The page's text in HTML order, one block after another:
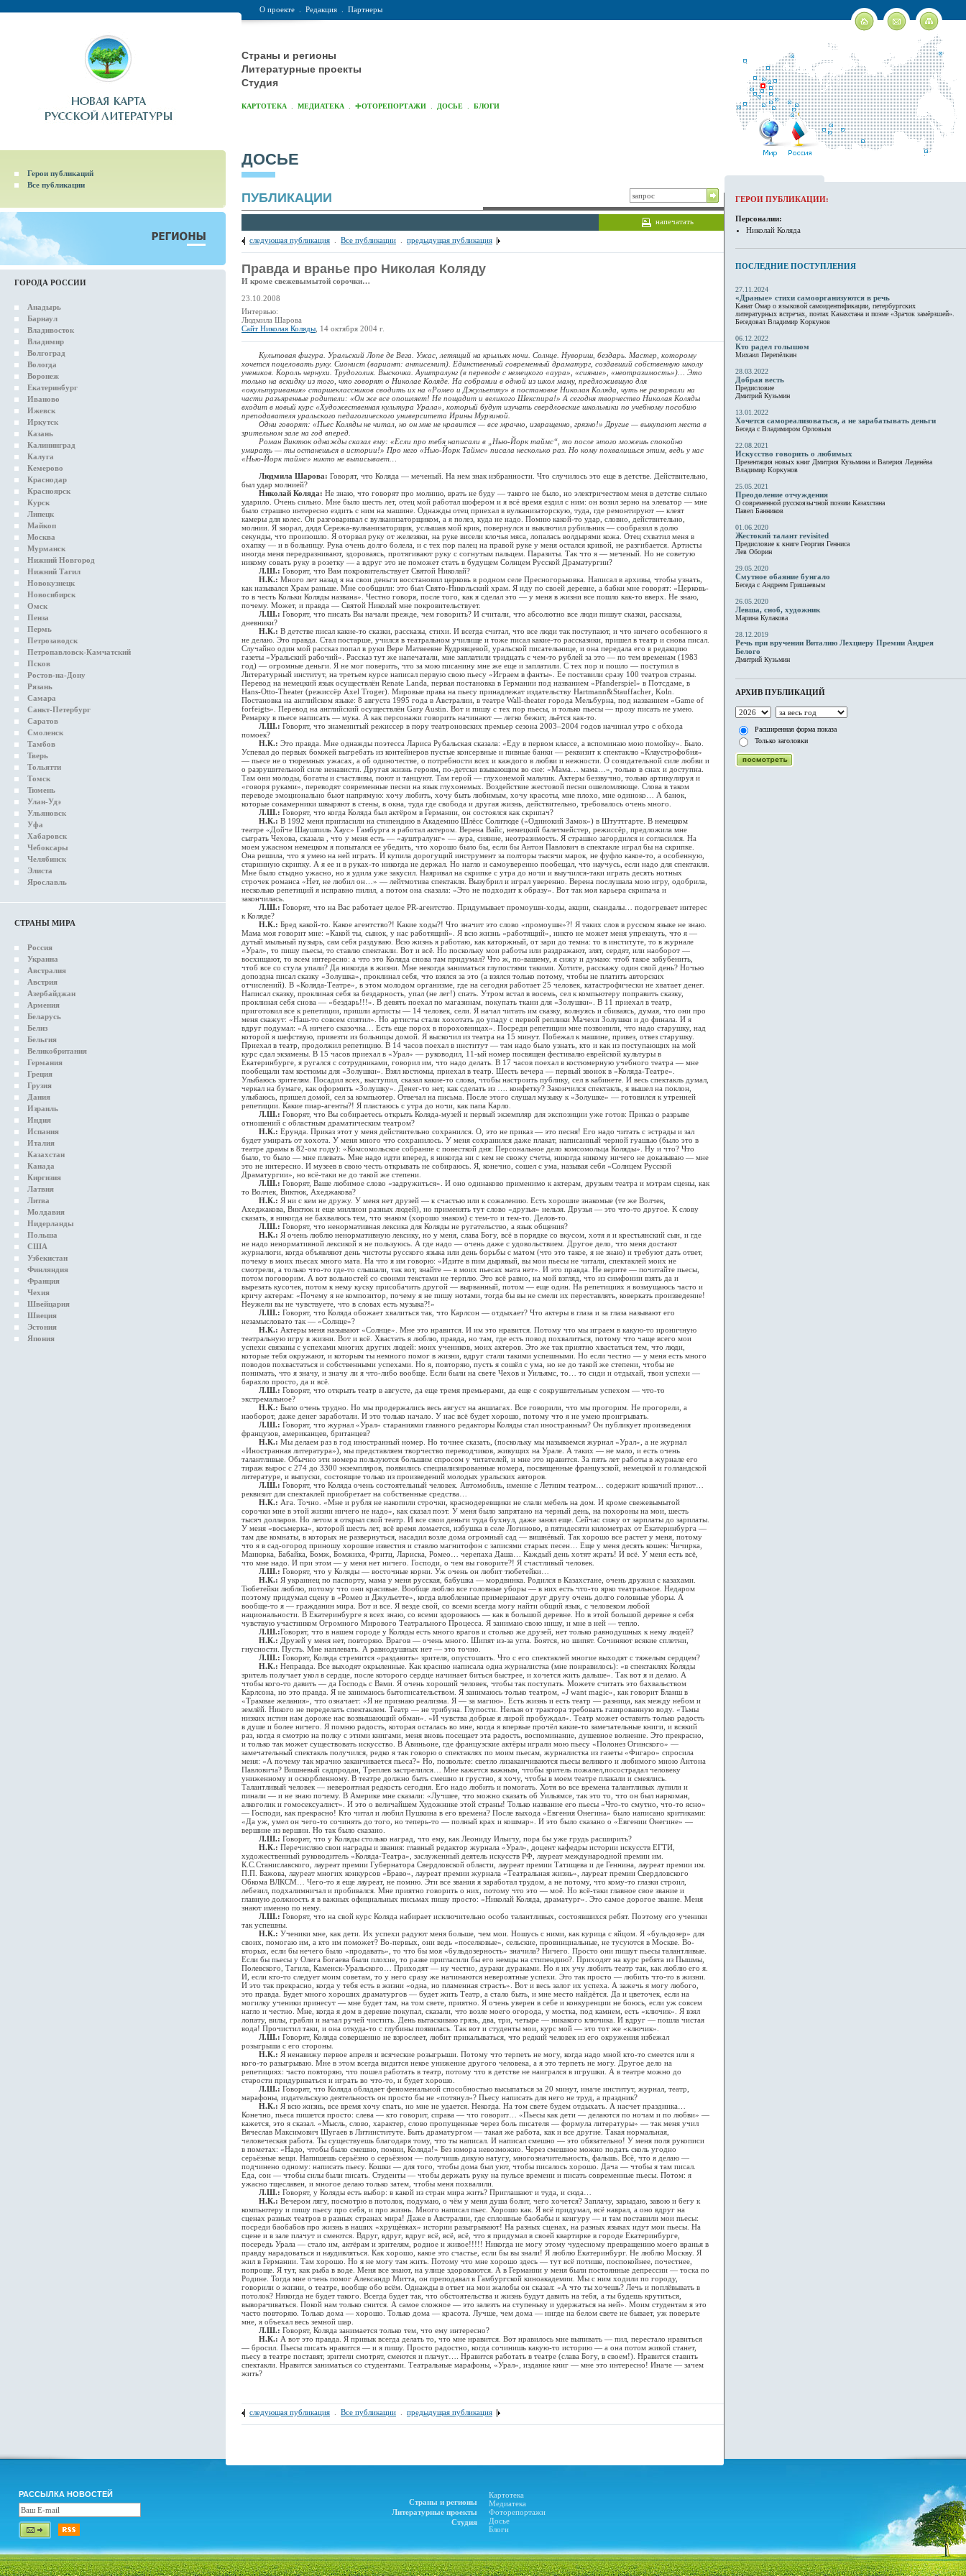
О проекте Редакция Партнеры
Страны и регионы
Литературные проекты
Студия
КАРТОТЕКА МЕДИАТЕКА ФОТОРЕПОРТАЖИ ДОСЬЕ БЛОГИ
Герои публикаций
Все публикации
ГОРОДА РОССИИ
Анадырь
Барнаул
Владивосток
Владимир
Волгоград
Вологда
Воронеж
Екатеринбург
Иваново
Ижевск
Иркутск
Казань
Калининград
Калуга
Кемерово
Краснодар
Красноярск
Курск
Липецк
Майкоп
Москва
Мурманск
Нижний Новгород
Нижний Тагил
Новокузнецк
Новосибирск
Омск
Пенза
Пермь
Петрозаводск
Петропавловск-Камчатский
Псков
Ростов-на-Дону
Рязань
Самара
Санкт-Петербург
Саратов
Смоленск
Тамбов
Тверь
Тольятти
Томск
Тюмень
Улан-Удэ
Ульяновск
Уфа
Хабаровск
Чебоксары
Челябинск
Элиста
Ярославль
СТРАНЫ МИРА
Россия
Украина
Австралия
Австрия
Азербайджан
Армения
Беларусь
Белиз
Бельгия
Великобритания
Германия
Греция
Грузия
Дания
Израиль
Индия
Испания
Италия
Казахстан
Канада
Киргизия
Латвия
Литва
Молдавия
Нидерланды
Польша
США
Узбекистан
Финляндия
Франция
Чехия
Швейцария
Швеция
Эстония
Япония
ДОСЬЕ
ПУБЛИКАЦИИ
напечатать
следующая публикация Все публикации предыдущая публикация
Правда и вранье про Николая Коляду
И кроме свежевымытой сорочки…
23.10.2008
Интервью:
Людмила Шарова
Сайт Николая Коляды , 14 октября 2004 г.
Культовая фигура. Уральский Лопе де Вега. Ужас, летящий на крыльях ночи. Солнце. Нувориш, бездарь. Мастер, которому
хочется поцеловать руку. Сионист (вариант: антисемит). Единственный современный драматург, создавший собственную школу
учеников. Король чернухи. Трудоголик. Выскочка. Ауштралунг (в переводе с немецкого «аура», «сияние», «неотразимость»)… Это
только на вскидку из того, что говорят о Николае Коляде. На собрании в одной из школ маму, предложившую для
«окультуривания» старшеклассников сводить их на «Ромео и Джульетту» в постановке Николая Коляда, чуть не разорвали на
части разъяренные родители: «Он же все опошляет! Не пощадит и великого Шекспира!» А сегодня творчество Николая Коляды
входит в новый курс «Художественная культура Урала», который будут изучать свердловские школьники по учебному пособию
преподавателя уральского педагогического университета Ирины Мурзиной.
Одни говорят: «Пьес Коляды не читал, но он мне не нравится — все мрачно, извращенно, грязно!» Другие — выкупают места в
зрительном зале на год вперед.
Роман Виктюк однажды сказал ему: «Если про тебя написали в „Нью-Йорк таймс“, то после этого можешь спокойно
умирать — ты останешься в истории!» Про него «Нью-Йорк Таймс» писала несколько раз. Но кому похвалишься этим, ведь у нас
«Нью-Йорк таймс» никто не выписывает…
Людмила Шарова: Говорят, что Коляда — меченый. На нем знак избранности. Что случилось это еще в детстве. Действительно,
был удар молнией?
Николай Коляда: Не знаю, что говорят про молнию, врать не буду — такого не было, но электричеством меня в детстве сильно
ударило. Очень сильно. Мне было шесть лет, отец мой работал шофером и я всё время ездил с ним: он возил зерно на элеватор — мне
было страшно интересно ездить с ним на машине. Однажды отец приехал в вулканизаторскую, туда, где ремонтируют — клеят
камеры для колес. Он разговаривал с вулканизаторщиком, а я полез, куда не надо. Помню какой-то удар, словно, действительно,
молнии. Я заорал, дядя Сережа-вулканизаторщик, услышав мой крик, повернулся и выключил рубильник — сообразил в долю
секунды, что произошло. Я оторвал руку от железяки, на руке висели клочья мяса, лопалась волдырями кожа. Отец схватил меня в
охапку — и в больницу. Рука очень долго болела, и с тех пор палец на правой руке у меня остался кривой, не разгибается. Артисты
иногда меня передразнивают, здороваясь, протягивают руку с согнутым пальцем. Паразиты. Так что я — меченый. Но не советую
никому совать руку в розетку — а вдруг это не поможет стать в будущем Солнцем Русской Драматургии?
Л.Ш.: Говорят, что Вам покровительствует Святой Николай?
Н.К.: Много лет назад я на свои деньги восстановил церковь в родном селе Пресногорьковка. Написал в архивы, чтобы узнать,
как назывался Храм раньше. Мне сообщили: это был Свято-Никольский храм. Я иду по своей деревне, а бабки мне говорят: «Церковь-
то в честь Кольки Коляды названа». Честно говоря, после того, как я сделал это — у меня в жизни все пошло как-то вверх. Не знаю,
почему. Может, и правда — Святой Николай мне покровительствует.
Л.Ш.: Говорят, что писать Вы начали прежде, чем говорить? И считали, что абсолютно все люди пишут сказки, рассказы,
дневники?
Н.К.: В детстве писал какие-то сказки, рассказы, стихи. И всегда считал, что все люди так поступают, и что ничего особенного я
не делаю. Это правда. Стал постарше, учился в театральном училище и тоже писал какие-то рассказики, пришел в театр и снова писал.
Случайно один мой рассказ попал в руки Вере Матвеевне Кудрявцевой, уральской писательнице, и она передала его в редакцию
газеты «Уральский рабочий». Рассказ тут же напечатали, мне заплатили тридцать с чем-то рублей за это — по тем временам (1983
год) — огромные деньги. Я не мог поверить, что за мою писанину мне же еще и заплатили. С тех пор и пошло — поступил в
Литературный институт, на третьем курсе написал первую свою пьесу «Играем в фанты». Ее поставили сразу 100 театров страны.
Перевод на немецкий язык осуществлён Renate Landa, первая постановка в Германии под названием «Pfanderspiel» в Потсдаме, в
Hans-Otto-Theater (режиссёр Axel Troger). Мировые права на пьесу принадлежат издательству Hartmann&Stauffacher, Koln.
Постановка на английском языке: 8 августа 1995 года в Австралии, в театре Wall-theater города Мельбурна, под названием «Game of
forfeigts». Перевод на английский осуществлён Gary Austin. Вот и пишу с тех пор пьесы, и только пьесы — прозу писать не умею.
Ремарку в пьесе написать — мука. А как персонажи говорить начинают — легко бежит, льётся как-то.
Л.Ш.: Говорят, что знаменитый режиссер в пору театроновских премьер сезона 2003–2004 годов начинал утро с обхода
помоек?
Н.К.: Это правда. Мне однажды поэтесса Лариса Рубальская сказала: «Еду в первом классе, а вспоминаю мою помойку». Было.
Успевал до первых бомжей выгребать из контейнеров пустые консервные и пивные банки — реквизит к спектаклю «Клаустрофобия»
— пьесе не о тюремных ужасах, а об одиночестве, о потребности всех и каждого в любви и нежности. О созидательной силе любви и
о разрушительной силе ненависти. Другая жизнь героям, по-детски взывающим во сне: «Мама… мама…», только в снах и доступна.
Там они молоды, богаты и счастливы, поют и танцуют. Там герой — глухонемой мальчик. Актеры беззвучно, только артикулируя и
«говоря руками», переводят современные песни на язык глухонемых. Воздействие жестовой песни ошеломляюще. Слова в таком
переводе эмоционально бьют напрямую: хочу любить, хочу быть любимым, хочу красоты, мне плохо, мне одиноко… А банок,
которые сокамерники швыряют в стены, в окна, туда где свобода и другая жизнь, действительно, требовалось очень много.
Л.Ш.: Говорят, что когда Коляда был актёром в Германии, он состоялся как скрипач?
Н.К.: В 1992 меня пригласили на стипендию в Академию Шлёсс Солитюде («Одинокий Замок») в Штуттгарте. В немецком
театре «Дойче Шаушпиль Хаус» Гамбурга я работал актером. Верена Вайс, немецкий балетмейстер, режиссёр, предложила мне
сыграть Чехова, сказала , что у меня есть — «ауштралунг» — аура, сияние, неотразимость. Я страшно загордился и согласился. На
моем ужасном немецком я попытался ее убедить, что хорошо было бы, если бы Антон Павлович в спектакле играл бы на скрипке.
Она решила, что я умею на ней играть. И купила дорогущий инструмент за полторы тысячи марок, не фуфло какое-то, а особенную,
старинную скрипку. А я ее и в руках-то никогда не держал. Но нагло и самоуверенно пообещал, что научусь, если надо для спектакля.
Мне было стыдно ужасно, но я удила уже закусил. Наяривал на скрипке с утра до ночи и выучился-таки играть десять нотных
строчек романса «Нет, не любил он…» — лейтмотива спектакля. Вызубрил и играл уверенно. Верена послушала мою игру, одобрила,
несколько репетиций я исправно пилил, а потом она сказала: «Это не подходит к образу». Вот так моя карьера скрипача и
закончилась.
Л.Ш.: Говорят, что на Вас работает целое PR-агентство. Придумывает промоушн-ходы, акции, скандалы… подогревает интерес
к Коляде?
Н.К.: Бред какой-то. Какое агентство?! Какие ходы?! Что значит это слово «промоушн»?! Я таких слов в русском языке не знаю.
Мама моя говорит мне: «Какой ты, сынок, у нас работящий». Я всю жизнь «работящий», никто не может меня упрекнуть, что я —
дутый мыльный пузырь, сам себя раздуваю. Всю жизнь я работаю, как каторжный, от зари до темна: то в институте, то в журнале
«Урал», то пишу пьесы, то ставлю спектакли. Вот и всё. Но поскольку мои работы или раздражают, злят, сердят, или наоборот —
восхищают, то всем интересно: а что это Коляда снова там придумал? Что ж, по-вашему, я сижу и думаю: чтоб такое забубенить,
чтоб все со стула упали? Да никогда в жизни. Мне некогда заниматься глупостями такими. Хотите, расскажу один свой день? Ночью
допоздна писал сказку «Золушка», проклинал себя, что взялся за это (а взялся только потому, чтобы не платить авторских
отчислений). В «Коляда-Театре», в этом молодом организме, где на сегодня работает 25 человек, катастрофически не хватает денег.
Написал сказку, проклиная себя за бездарность, упал (не лег!) спать. Утром встал в восемь, сел к компьютеру поправить сказку,
проклиная себя снова — «бездарь!!!». В девять поехал по магазинам, покупать ткани для «Золушки». В 11 приехал в театр,
приготовил все к репетиции, пришли артисты — 14 человек, сели. Я начал читать им сказку, волнуясь и сбиваясь, думая, что они про
меня скажут: «Наш-то совсем спятил». Но артисты стали хохотать до упаду с первой реплики Мачехи Золушки и до финала. И я
вдруг подумал: «А ничего сказочка… Есть еще порох в пороховницах». Посреди репетиции мне позвонили, что надо старушку, над
которой я шефствую, привезти из больницы домой. Я выскочил из театра на 15 минут. Побежал к машине, привез, отвез старушку.
Приехал в театр, продолжил репетицию. В 14 часов поехал в институт — там надо было узнать, кто и как из поступающих на мой
курс сдал экзамены. В 15 часов приехал в «Урал» — руководил, 11-ый номер посвящен фестивалю еврейской культуры в
Екатеринбурге, я ругался с сотрудниками, говорил им, что надо делать. В 17 часов поехал в костюмерную учебного театра — мне
пообещали там костюмы для «Золушки». Взял костюмы, приехал в театр. Шесть вечера — первый звонок в «Коляда-Театре».
Улыбаюсь зрителям. Посадил всех, выступил, сказал какие-то слова, чтобы настроить публику, сел в кабинете. И весь спектакль думал,
черкал на бумаге, как оформить «Золушку». Денег-то нет, как сделать из …. конфетку? Закончился спектакль, я вышел на поклон,
улыбаюсь, пришел домой, сел за компьютер. Отвечал на письма. После этого слушал музыку к «Золушке» — готовился к утренней
репетиции. Какие пиар-агенты?! Я пластаюсь с утра до ночи, как папа Карло.
Л.Ш.: Говорят, что Вы собираетесь открыть Коляда-музей и первый экземпляр для экспозиции уже готов: Приказ о разрыве
отношений с областным драматическим театром?
Н.К.: Ерунда. Приказ этот у меня действительно сохранился. О, это не приказ — это песня! Его надо читать с эстрады и зал
будет умирать от хохота. У меня много что сохранилось. У меня сохранился даже плакат, написанный черной гуашью (было это в
театре драмы в 82-ом году): «Комсомольское собрание с повесткой дня: Персональное дело комсомольца Коляды». Ну и что? Что
было, то было — мне плевать. Мне надо идти вперед, я никогда ни с кем не свожу счеты, никогда никому ничего не доказываю — мне
это не интересно. И музеев в свою честь открывать не собираюсь. Я, конечно, сошел с ума, называя себя «Солнцем Русской
Драматургии», но всё-таки не до такой же степени.
Л.Ш.: Говорят, Ваше любимое слово «задружиться». И оно одинаково применимо к актерам, друзьям театра и мэтрам сцены, как
то Волчек, Виктюк, Ахеджакова?
Н.К.: Я ни с кем не дружу. У меня нет друзей — к счастью или к сожалению. Есть хорошие знакомые (те же Волчек,
Ахеджакова, Виктюк и еще миллион разных людей), но применять тут слово «друзья» нельзя. Друзья — это что-то другое. К слову
сказать, я никогда не бахвалюсь тем, что знаком (хорошо знаком) с тем-то и тем-то. Делов-то.
Л.Ш.: Говорят, что ненормативная лексика для Коляды не ругательство, а язык общения?
Н.К.: Я очень люблю ненормативную лексику, но у меня, слава Богу, всё в порядке со вкусом, хотя я и крестьянский сын, и где
не надо ненормативной лексикой я не пользуюсь. А где надо — очень даже с удовольствием. Другое дело, что меня достают
журналюги, когда объявляют день чистоты русского языка или день борьбы с матом (что это такое, я не знаю) и требуют дать ответ,
почему в моих пьесах много мата. На что я им говорю: «Идите в пим дырявый, вы мои пьесы не читали, спектаклей моих не
смотрели, а только что-то где-то слышали, так вот, знайте — в моих пьесах мата нет». И это правда. Не верите — почитайте пьесы,
потом поговорим. А вот вольностей со своими текстами не терплю. Это всё равно, на мой взгляд, что из симфонии взять да и
вырезать кусочек, потом к нему куску присобачить другой — вырванный, потом — еще один. На репетициях я возмущаюсь часто и
кричу актерам: «Почему я не композитор, почему я не пишу нотами, тогда бы вы не смели их переставлять, коверкать произведение!
Неужели вы не чувствуете, что в словах есть музыка?!»
Л.Ш.: Говорят, что Коляда обожает хвалиться так, что Карлсон — отдыхает? Что актеры в глаза и за глаза называют его
незамысловато так — «Солнце»?
Н.К.: Актеры меня называют «Солнце». Мне это нравится. И им это нравится. Потому что мы играем в какую-то ироничную
театральную игру в жизни. Вот и всё. Хвастать я люблю, правда, но там, где есть повод похвалиться, потому что чаще всего мои
успехи связаны с успехами многих других людей: моих учеников, моих актеров. Это же так приятно хвастаться тем, что люди,
которые тебя окружают, и которым ты немного помог в жизни, вдруг стали такими успешными. Но если честно — у меня есть много
поводов похвастаться и собственными успехами. Но я, повторяю, пусть я сошёл с ума, но не до такой же степени, чтобы не
понимать, что я значу, и значу ли я что-либо вообще. Если были на свете Чехов и Уильямс, то… то сиди и отдыхай, твои успехи —
барахло просто, да и всё.
Л.Ш.: Говорят, что открыть театр в августе, да еще тремя премьерами, да еще с сокрушительным успехом — что-то
экстремальное?
Н.К.: Было очень трудно. Но мы продержались весь август на аншлагах. Все говорили, что мы прогорим. Не прогорели, а
наоборот, даже денег заработали. И это только начало. У нас всё будет хорошо, потому что я не умею проигрывать.
Л.Ш.: Говорят, что журнал «Урал» стараниями главного редакторы Коляды стал иностранным? Он публикует произведения
французов, американцев, британцев?
Н.К.: Мы делаем раз в год иностранный номер. Но точнее сказать, (поскольку мы называемся журнал «Урал», а не журнал
«Иностранная литература»), мы представляем творчество переводчиков, живущих на Урале. А таких — не мало, и есть очень
талантливые. Обычно эти номера пользуются большим спросом у читателей, и мне это нравится. За пять лет работы в журнале его
тираж вырос с 274 до 3300 экземпляров, появились специализированные номера, посвященные французской, немецкой и голландской
литературе, и выпуски, состоящие только из произведений молодых уральских авторов.
Л.Ш.: Говорят, что Коляда очень состоятельный человек. Автомобиль, имение с Летним театром… содержит кошачий приют…
реквизит для спектаклей приобретает на собственные средства…
Н.К.: Ага. Точно. «Мне и рубля не накопили строчки, краснодеревщики не слали мебель на дом. И кроме свежевымытой
сорочки мне в этой жизни ничего не надо», как сказал поэт. У меня было запрятано на черный день, на похороны на мои, шесть
тысяч долларов. Но летом я открыл свой театр. И все свои деньги туда бухнул, даже занял еще. Сейчас сижу от зарплаты до зарплаты.
У меня «восьмерка», которой шесть лет, всё время ломается, избушка в селе Логиново, в пятидесяти километрах от Екатеринбурга —
там две комнаты, в которых не развернуться, насадил возле дома огромный сад — вишнёвый. Так хорошо все растет у меня, потому
что я в сад-огород приношу хорошие известия и ставлю магнитофон с записями старых песен… Еще у меня десять кошек: Чичирка,
Манюрка, Бабайка, Бомж, Бомжиха, Фритц, Лариска, Ромео… черепаха Даша… Каждый день хотят жрать! И всё. У меня есть всё,
что мне надо. И при этом — у меня нет ничего. Господи, о чем вы говорите?! Я счастливый человек.
Л.Ш.: Говорят, что у Коляды — восточные корни. Уж очень он любит тюбетейки…
Н.К.: Я украинец по паспорту, мама у меня русская, бабушка — мордвинка. Родился в Казахстане, очень дружил с казахами.
Тюбетейки люблю, потому что они красивые. Вообще люблю все головные уборы — в них есть что-то ярко театральное. Недаром
поэтому придумал сцену в «Ромео и Джульетте», когда влюбленные примеривают друг другу очень долго головные уборы. А
вообще-то я — гражданин мира. Вот и все. Я везде свой, со всеми всегда могу найти общий язык, с человеком любой
национальности. В Екатеринбурге я всех знаю, со всеми здороваюсь — как в большой деревне. Но в этой большой деревне я себя
чувствую участником Огромного Мирового Театрального Процесса. Я занимаю свою нишу, и мне в ней — тепло.
Л.Ш.:Говорят, что в нашем городе у Коляды есть много врагов и столько же друзей, нет только равнодушных к нему людей?
Н.К.: Друзей у меня нет, повторяю. Врагов — очень много. Шипят из-за угла. Боятся, но шипят. Сочиняют всякие сплетни,
гнусности. Пусть. Мне наплевать. А равнодушных нет — это точно.
Л.Ш.: Говорят, Коляда стремится «раздавить» зрителя, опустошить. Что с его спектаклей многие выходят с тяжелым сердцем?
Н.К.: Неправда. Все выходят окрыленные. Как красиво написала одна журналистка (мне понравилось): «в спектаклях Коляды
зритель получает укол в сердце, после которого сердце начинает биться быстрее, и хочется жить дальше». Так вот я и делаю. А
чтобы кого-то давить — да Господь с Вами. Я очень хороший человек, чтобы так поступать. Можете считать это бахвальством
Карлсона, но это правда. Я не занимаюсь бытописательством. Я занимаюсь только театром, «J want magic», как говорит Бланш в
«Трамвае желания», что означает: «Я не признаю реализма. Я — за магию». Есть жизнь и есть театр — разница, как между небом и
землёй. Никого не переделать спектаклем. Театр — не трибуна. Глупости. Нельзя от трактора требовать газированную воду. «Тьмы
низких истин нам дороже нас возвышающий обман». «И чувства добрые я лирой пробуждал». Театр может оставить только радость
в душе и более ничего. Я помню радость, которая осталась во мне, когда я впервые прочёл какие-то замечательные книги, и всякий
раз, когда я смотрю на полку с этими книгами, меня вновь посещает эта радость, воспоминание, душевное волнение. Это прекрасно,
и только так может существовать искусство. В Авиньоне, где французские актёры играли мою пьесу «Полонез Огинского» —
замечательный спектакль получился, редко я так говорю о спектаклях по моим пьесам, журналистка из газеты «Фигаро» спросила
меня: «А почему так мрачно заканчивается пьеса?» Но, позвольте: светло лизаканчиваются пьесы великого и любимого мною Антона
Павловича? Вишневый садпродан, Треплев застрелился… Мне кажется важным, чтобы зритель пожалел,посострадал человеку
униженному и оскорбленному. В театре должно быть смешно и грустно, я хочу, чтобы в моем театре плакали и смеялись.
Талантливый человек — невероятная редкость сегодня. Его надо любить и помогать. Хотя во все времена талантливых лупили и
пинали — и не знаю почему. В Америке мне сказали: «Лучшее, что можно сказать об Уильямсе, так это то, что он был наркоман,
алкоголик и гомосексуалист». И это о величайшем Художнике этой страны! Только название его пьесы «Что-то смутно, что-то ясно»
— Господи, как прекрасно! Кто читал и любил Пушкина в его времена? После выхода «Евгения Онегина» было написано критиками:
«Да уж, умел он чего-то сочинять до того, но теперь-то — полный крах и кошмар». И это было сказано о «Евгении Онегине» —
вершине из вершин. Но так было сказано.
Л.Ш.: Говорят, что у Коляды столько наград, что ему, как Леониду Ильичу, пора бы уже грудь расширить?
Н.К.: Перечисляю свои награды и звания: главный редактор журнала «Урал», доцент кафедры истории искусств ЕГТИ,
художественный руководитель «Коляда-Театра», заслуженный деятель искусств РФ, лауреат международной премии им.
К.С.Станиславского, лауреат премии Губернатора Свердловской области, лауреат премии Татищева и де Геннина, лауреат премии им.
П.П. Бажова, лауреат многих конкурсов «Браво», лауреат премии журнала «Театральная жизнь», лауреат премии Свердловского
Обкома ВЛКСМ… Чего-то я еще лауреат, не помню. Эти все звания я заработал трудом, а не потому, что кому-то глазки строил,
лебезил, подхалимничал и пробивался. Мне приятно говорить о них, потому что это — моё. Но всё-таки главное свое звание и
главную должность я в важных официальных письмах пишу просто: «Николай Коляда, драматург». Это самое дорогое звание. Меня
знают именно по нему.
Л.Ш.: Говорят, что на свой курс Коляда набирает исключительно особо талантливых, состоявшихся ребят. Поэтому его ученики
так успешны.
Н.К.: Ученики мне, как дети. Их успехи радуют меня больше, чем мои. Ношусь с ними, как курица с яйцом. Я «бульдозер» для
своих, помогаю им, а кто им поможет? Во-первых, они ведь «поселковые», сельские, провинциальные, не тусуются в Москве. Во-
вторых, если бы нечего было «продавать», то что бы моя «бульдозерность» значила? Ничего. Просто они пишут пьесы талантливые.
Если бы пьесы у Олега Богаева были плохие, то разве пригласили бы его немцы на стипендию?. Приходят на курс ребята из Пышмы,
Полевского, Тагила, Каменск-Уральского… Приходят — ну честно, дураки дураками. Но я их учу любить театр так, как люблю его я.
И, если кто-то следует моим советам, то у него сразу же начинаются невероятные успехи. Это так просто — любить что-то в жизни.
И это так прекрасно, когда у тебя есть в жизни «одна, но пламенная страсть». Вот и весь залог их успеха. А зажечь я могу любого,
это правда. Будет много хороших драматургов — будет жить Театр, а стало быть, и мне место найдётся. Да и цветочек, если на
могилку ученики принесут — мне будет там, на том свете, приятно. Я очень уверен в себе и конкуренции не боюсь, если уж совсем
нагло и честно. Мне, когда я дом в деревне покупал, сказали, что возле моего огорода, у мостка, под камнем, есть «ключик». Я взял
лопату, вилы, грабли и начал ручей чистить. День вытаскиваю грязь, два, три, четыре — никакого ключика. И вдруг — пошла чистая
вода! Прочистил таки, и она откуда-то с глубины появилась. Так вот и студенты мои, курс мой — это тот же «ключик».
Л.Ш.: Говорят, Коляда совершенно не взрослеет, любит прикалываться, что редкий человек из его окружения избежал
розыгрыша с его стороны.
Н.К.: Я ненавижу первое апреля и всяческие розыгрыши. Потому что терпеть не могу, когда надо мной кто-то смеется или я
кого-то разыгрываю. Мне в этом всегда видится некое унижение другого человека, а я это терпеть не могу. Другое дело на
репетициях: часто повторяю, что пошел работать в театр, потому что в детстве не наигрался в игрушки. А в театре можно до
старости придуриваться и играть во что-то, и будет хорошо.
Л.Ш.: Говорят, что Коляда обладает феноменальной способностью высыпаться за 20 минут, иначе институт, журнал, театр,
марафоны, издательскую деятельность он просто бы не «потянул»? Пьесу написать для него не труд, а праздник?
Н.К.: Я всю жизнь, все время хочу спать, но мне не удается. Некогда. На том свете будем отдыхать. А насчет праздника…
Конечно, пьеса пишется просто: слева — кто говорит, справа — что говорит… «Пьесы как дети — делаются по ночам и по любви» —
кажется, это я сказал. «Мысль, слово, характер, слово пропущенные через боль писателя — формула литературы» — так меня учил
Вячеслав Максимович Шугаев в Литинституте. Быть драматургом — такая же работа, как и все другие. Такая нормальная,
человеческая работа. Ты существуешь благодаря тому, что ты написал. И написал смешно — это обязательно! У меня поля рукописи
в пометах: «Надо, чтобы было смешно, помни, Коляда!» Без юмора невозможно. Через смешное можно подать сколь угодно
серьёзные вещи. Напишешь серьёзно о серьёзном — получишь дикую натугу, многозначительность, фальшь. Всё, что я делаю —
подчинено одному: написать пьесу. Кошки — для того, чтобы дома был уют, чтобы писалось хорошо. Дача — чтобы я там писал.
Еда, сон — чтобы силы были писать. Студенты — чтобы держать руку на пульсе времени и писать современные пьесы. Потом: я
ужасно тщеславен, и многое делаю только затем, чтобы меня похвалили.
Л.Ш.: Говорят, у Коляды есть выбор: в какой из стран мира жить? Приглашают и туда, и сюда…
Н.К.: Вечером лягу, посмотрю в потолок, подумаю, о чём у меня душа болит, чего хочется? Заплачу, зарыдаю, завою и бегу к
компьютеру и пишу пьесу про себя, и про жизнь. Много написал пьес. Хорошо как. Я всё придумал, всё наврал, а оно вдруг на
сценах разных театров в разных странах мира! Даже в Австралии, где сплошные баобабы и кенгуру — и там поставили мои пьесы:
посреди баобабов про жизнь в наших «хрущёвках» истории разыгрывают! На разных сценах, на разных языках идут мои пьесы. На
сцене и в зале плачут и смеются. Вдруг, вдруг, вдруг всё, всё, всё, что я придумал в своей квартирке в городе Екатеринбурге,
посередь Урала — стало им, актёрам и зрителям, родное и живое!!!!! Никогда не могу этому чудесному превращению моего вранья в
правду нарадоваться и наудивляться. Как хорошо, какое это счастье, если бы вы знали! Я люблю Екатеринбург. Не люблю Москву. Я
жил в Германии. Там хорошо. Но я не могу там жить. Потому что мне хорошо здесь — тут всё потише, поспокойнее, почестнее,
попроще. Я тут, как рыба в воде. Меня все знают, на улице здороваются. А в Германии у меня были постоянные депрессии — тоска по
Родине. Тогда мне очень помог Александр Митта, он преподавал в Гамбургской киноакадемии. Мы с ним ходили по городу,
говорили о жизни, о театре, вообще обо всём. Однажды в ответ на мои жалобы он сказал: «А что ты хочешь? Лечь и поплёвывать в
потолок? Никогда не будет такого. Всегда будет так, что обстоятельства и жизнь будут давить на тебя, а ты будешь крутиться,
выворачиваться. Покой нам только снится. А самое сложное — это залезть на ступеньку и удержаться на ней». Моим студентам я это
часто повторяю. Только дома — хорошо. Только дома — красота. Лучше, чем дома — нигде на белом свете не бывает, уж поверьте
мне, я объехал весь земной шар.
Л.Ш.: Говорят, Коляда занимается только тем, что ему интересно?
Н.К.: А вот это правда. Я привык всегда делать то, что мне нравится. Вот нравилось мне выпивать — пил, перестало нравиться
— бросил. Пьесы писать нравится — и я пишу. Просто радостно, когда сочинишь какую-то историю — а она потом живой станет,
пьесу в театре поставят, зрители смотрят, смеются и плачут…. Нравится работать в театре (слава Богу, в своем!). Нравится ставить
спектакли. Нравится заниматься со студентами. Театральные марафоны, «Урал», издание книг — мне это интересно! Иначе — зачем
жить?
следующая публикация Все публикации предыдущая публикация
ГЕРОИ ПУБЛИКАЦИИ:
Персоналии:
Николай Коляда
ПОСЛЕДНИЕ ПОСТУПЛЕНИЯ
27.11.2024
«Драные» стихи самоорганизуются в речь
Канат Омар о языковой самоидентификации, петербургских
литературных встречах, поэтах Казахстана и поэме «Зрачок замёрзшей».
Беседовал Владимир Коркунов
06.12.2022
Кто радел голышом
Михаил Перепёлкин
28.03.2022
Добрая весть
Предисловие
Дмитрий Кузьмин
13.01.2022
Хочется самореализоваться, а не зарабатывать деньги
Беседа с Владимиром Орловым
22.08.2021
Искусство говорить о любимых
Презентация новых книг Дмитрия Кузьмина и Валерия Леденёва
Владимир Коркунов
25.05.2021
Преодоление отчуждения
О современной русскоязычной поэзии Казахстана
Павел Банников
01.06.2020
Жестокий талант revisited
Предисловие к книге Георгия Генниса
Лев Оборин
29.05.2020
Смутное обаяние бунгало
Беседа с Андреем Гришаевым
26.05.2020
Левша, сноб, художник
Марина Кулакова
28.12.2019
Речь при вручении Виталию Лехциеру Премии Андрея
Белого
Дмитрий Кузьмин
АРХИВ ПУБЛИКАЦИЙ
Расширенная форма показа
Только заголовки
РАССЫЛКА НОВОСТЕЙ
Страны и регионы
Литературные проекты
Студия
Картотека
Медиатека
Фоторепортажи
Досье
Блоги